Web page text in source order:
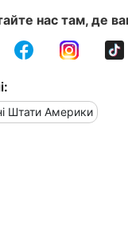
нас там, де
Штати Америки